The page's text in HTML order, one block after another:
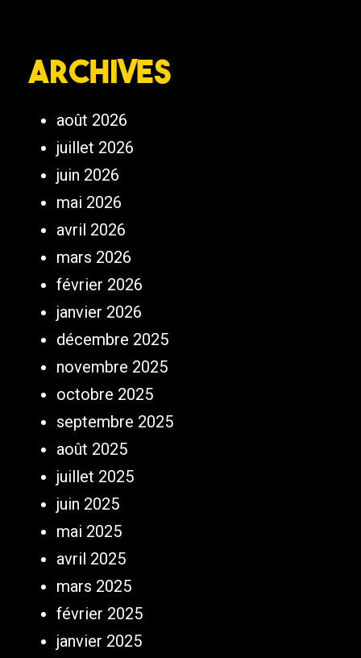
Archives
août 2026
juillet 2026
juin 2026
mai 2026
avril 2026
mars 2026
février 2026
janvier 2026
décembre 2025
novembre 2025
octobre 2025
septembre 2025
août 2025
juillet 2025
juin 2025
mai 2025
avril 2025
mars 2025
février 2025
janvier 2025